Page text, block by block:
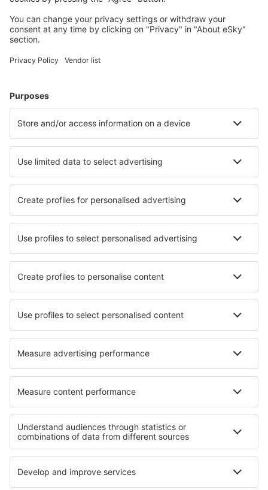
města
Ubytování in Kissimmee Ubytování in Sevierville
Ubytování in Snowmass Village Ubytování in Silverthorne
Nejlepší ubytování - města
Ubytování in Bogazici Ubytování Golya
Ubytování in Arad Ubytování Castelli
Ubytování in Heiden Ubytování in Beït Al Dîne
Nejlepší ubytování - regiony
Ubytování in Niagara Falls Ubytování v Jackson Hole
Ubytování in Jacksonville Coast
Ubytování v Národní park Saguaro
Ubytování in Curonian Spit National Park
Ubytování in Silesian Beskids Ubytování na Zlatém pobřeží